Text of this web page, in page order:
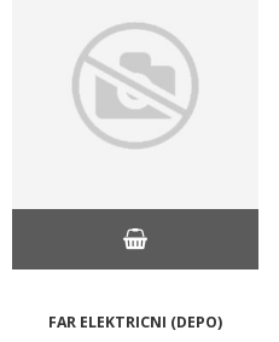
FAR ELEKTRICNI (DEPO)